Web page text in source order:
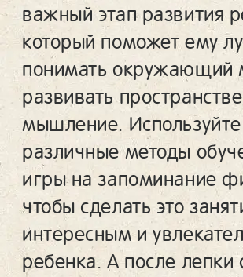
важный этап развития
который поможет ему
понимать окружающий
развивать
мышление. Используйте
различные методы
игры на запоминание
чтобы сделать это
интересным и
ребенка. А после лепки